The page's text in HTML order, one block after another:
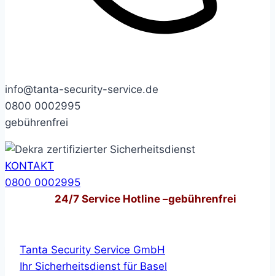
info@tanta-security-service.de
0800 0002995
gebührenfrei
KONTAKT
0800 0002995
24/7Service Hotline –gebührenfrei
Tanta Security Service GmbH
Ihr Sicherheitsdienst für Basel